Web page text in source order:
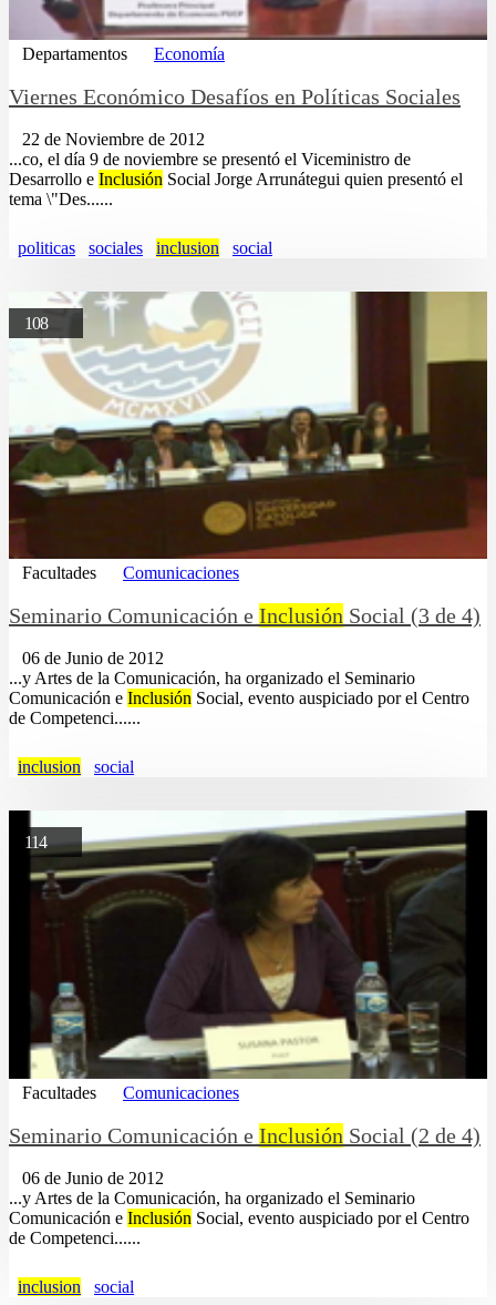
Departamentos Economía
Viernes Económico Desafíos en Políticas Sociales
22 de Noviembre de 2012
...co, el día 9 de noviembre se presentó el Viceministro de
Desarrollo e Inclusión Social Jorge Arrunátegui quien presentó el
tema \"Des......
politicas sociales inclusion social
108
Facultades Comunicaciones
Seminario Comunicación e Inclusión Social (3 de 4)
06 de Junio de 2012
...y Artes de la Comunicación, ha organizado el Seminario
Comunicación e Inclusión Social, evento auspiciado por el Centro
de Competenci......
inclusion social
114
Facultades Comunicaciones
Seminario Comunicación e Inclusión Social (2 de 4)
06 de Junio de 2012
...y Artes de la Comunicación, ha organizado el Seminario
Comunicación e Inclusión Social, evento auspiciado por el Centro
de Competenci......
inclusion social